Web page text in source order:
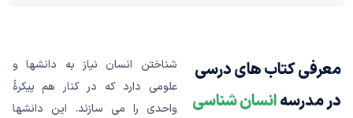
معرفی کتاب های درسی
در مدرسهانسان شناسی
شناختن انسان نیاز به دانشها و
علومی دارد که در کنار هم پیکرۀ
واحدی را می سازند. این دانشها